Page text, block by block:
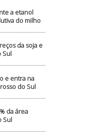
a etanol
do milho
da soja e
Sul
e entra na
do Sul
da área
Sul